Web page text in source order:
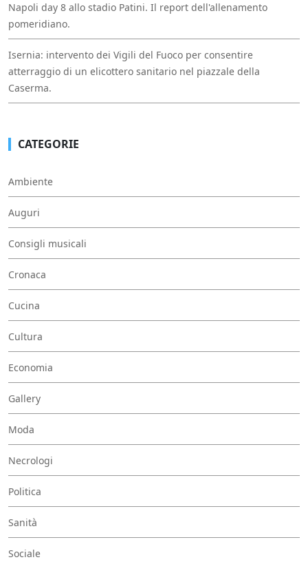
Napoli day 8 allo stadio Patini. Il report dell'allenamento
pomeridiano.
Isernia: intervento dei Vigili del Fuoco per consentire
atterraggio di un elicottero sanitario nel piazzale della
Caserma.
CATEGORIE
Ambiente
Auguri
Consigli musicali
Cronaca
Cucina
Cultura
Economia
Gallery
Moda
Necrologi
Politica
Sanità
Sociale